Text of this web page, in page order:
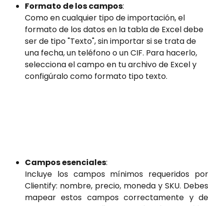
Formato de los campos:
Como en cualquier tipo de importación, el
formato de los datos en la tabla de Excel debe
ser de tipo "Texto", sin importar si se trata de
una fecha, un teléfono o un CIF. Para hacerlo,
selecciona el campo en tu archivo de Excel y
configúralo como formato tipo texto.
Campos esenciales:
Incluye los campos mínimos requeridos por
Clientify: nombre, precio, moneda y SKU. Debes
mapear estos campos correctamente y de